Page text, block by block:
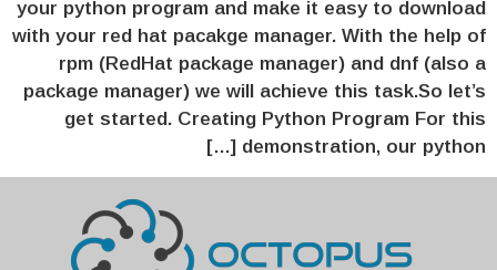
your python program and make it easy to download
with your red hat pacakge manager. With the help of
rpm (RedHat package manager) and dnf (also a
package manager) we will achieve this task.So let’s
get started. Creating Python Program For this
demonstration, our python […]